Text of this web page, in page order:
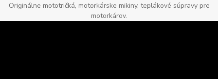
Originálne mototričká, motorkárske mikiny, teplákové súpravy pre
motorkárov.